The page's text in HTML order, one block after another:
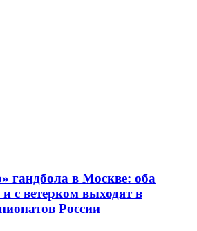
гандбола в Москве: оба
с ветерком выходят в
России